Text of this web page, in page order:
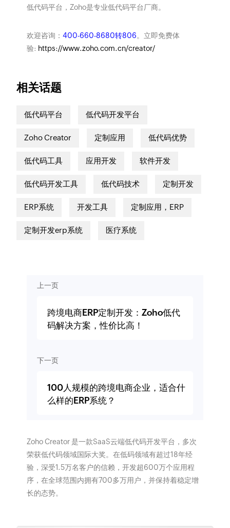
低代码平台，Zoho是专业低代码平台厂商。
欢迎咨询： 400-660-8680转806。立即免费体
验: https://www.zoho.com.cn/creator/
相关话题
低代码平台 低代码开发平台
Zoho Creator 定制应用 低代码优势
低代码工具 应用开发 软件开发
低代码开发工具 低代码技术 定制开发
ERP系统 开发工具 定制应用，ERP
定制开发erp系统 医疗系统
上一页
跨境电商ERP定制开发：Zoho低代
码解决方案，性价比高！
下一页
100人规模的跨境电商企业，适合什
么样的ERP系统？
Zoho Creator 是一款SaaS云端低代码开发平台，多次
荣获低代码领域国际大奖。在低码领域有超过18年经
验，深受1.5万名客户的信赖，开发超600万个应用程
序，在全球范围内拥有700多万用户，并保持着稳定增
长的态势。